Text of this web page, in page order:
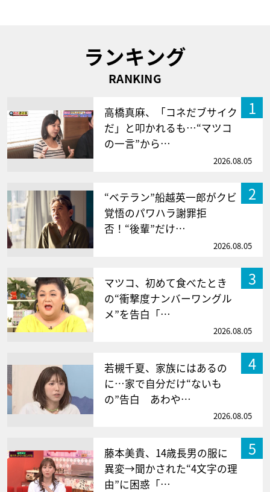
ランキング
RANKING
1
高橋真麻、「コネだブサイク
だ」と叩かれるも…“マツコ
の一言”から…
2026.08.05
2
“ベテラン”船越英一郎がクビ
覚悟のパワハラ謝罪拒
否！“後輩”だけ…
2026.08.05
3
マツコ、初めて食べたとき
の“衝撃度ナンバーワングル
メ”を告白「…
2026.08.05
4
若槻千夏、家族にはあるの
に…家で自分だけ“ないも
の”告白 あわや…
2026.08.05
5
藤本美貴、14歳長男の服に
異変→聞かされた“4文字の理
由”に困惑「…